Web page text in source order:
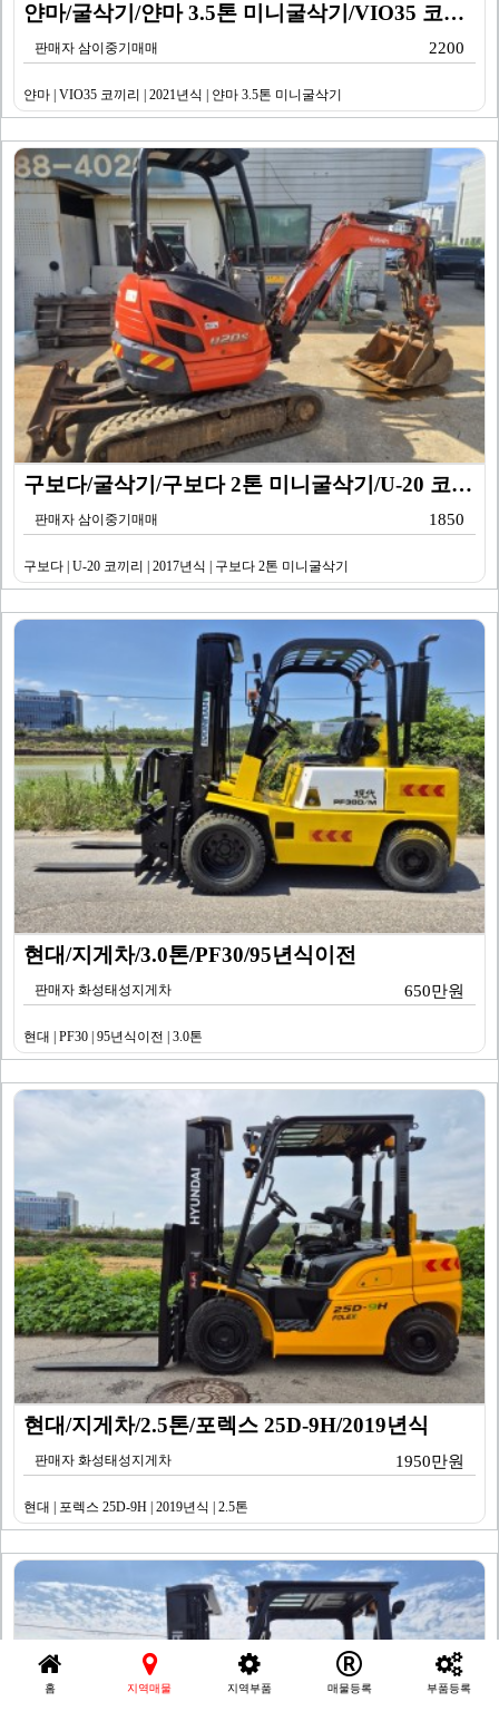
얀마/굴삭기/얀마 3.5톤 미니굴삭기/VIO35 코끼리…
판매자 삼이중기매매 2200
얀마 | VIO35 코끼리 | 2021년식 | 얀마 3.5톤 미니굴삭기
구보다/굴삭기/구보다 2톤 미니굴삭기/U-20 코끼리/…
판매자 삼이중기매매 1850
구보다 | U-20 코끼리 | 2017년식 | 구보다 2톤 미니굴삭기
현대/지게차/3.0톤/PF30/95년식이전
판매자 화성태성지게차 650만원
현대 | PF30 | 95년식이전 | 3.0톤
현대/지게차/2.5톤/포렉스 25D-9H/2019년식
판매자 화성태성지게차 1950만원
현대 | 포렉스 25D-9H | 2019년식 | 2.5톤
홈 지역매물 지역부품 매물등록 부품등록